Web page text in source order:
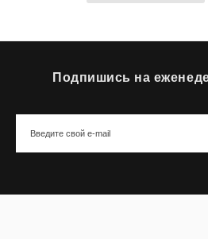
Подпишись на